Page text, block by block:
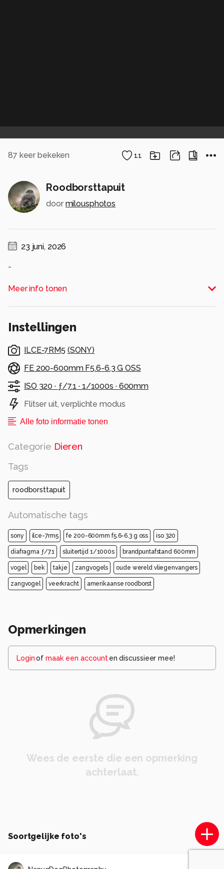
87 keer bekeken 11
Roodborsttapuit
door milousphotos
23 juni, 2026
-
Alle rechten voorbehouden
Meer info tonen
Instellingen
ILCE-7RM5 (SONY)
FE 200-600mm F5.6-6.3 G OSS
ISO 320 · ƒ/7.1 · 1/1000s · 600mm
Flitser uit, verplichte modus
Alle foto informatie tonen
Categorie Dieren
Tags
roodborsttapuit
Automatische tags
sony ilce-7rm5 fe 200-600mm f5.6-6.3 g oss iso 320
diafragma ƒ/7.1 sluitertijd 1/1000s brandpuntafstand 600mm
vogel bek takje zangvogels oude wereld vliegenvangers
zangvogel veerkracht amerikaanse roodborst
Opmerkingen
Loginof maak een account en discussieer mee!
Wees de eerste die een opmerking
achterlaat.
Soortgelijke foto's